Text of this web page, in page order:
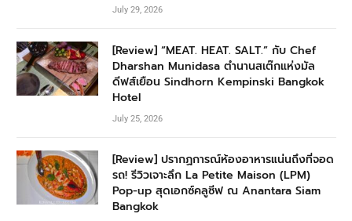
July 29, 2026
[Review] “MEAT. HEAT. SALT.” กับ Chef
Dharshan Munidasa ตำนานสเต๊กแห่งมัล
ดีฟส์เยือน Sindhorn Kempinski Bangkok
Hotel
July 25, 2026
[Review] ปรากฏการณ์ห้องอาหารแน่นถึงที่จอด
รถ! รีวิวเจาะลึก La Petite Maison (LPM)
Pop-up สุดเอกซ์คลูซีฟ ณ Anantara Siam
Bangkok